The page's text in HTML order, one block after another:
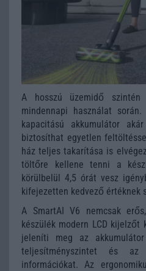
A hosszú üzemidő
mindennapi használat
kapacitású akkumulátor
biztosíthat egyetlen
ház teljes takarítása is
töltőre kellene tenni a
körülbelül 4,5 órát vesz
kifejezetten kedvező értéknek
A SmartAI V6 nemcsak
készülék modern LCD
jeleníti meg az
teljesítményszintet és az
információkat. Az